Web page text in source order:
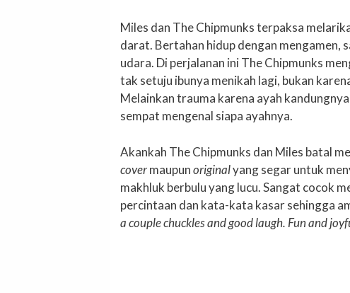
Miles dan The Chipmunks terpaksa
darat. Bertahan hidup dengan mengamen,
udara. Di perjalanan ini The Chipmunks
tak setuju ibunya menikah lagi, bukan
Melainkan trauma karena ayah
sempat mengenal siapa ayahnya.
Akankah The Chipmunks dan Miles batal
covermaupunoriginalyang segar untuk
makhluk berbulu yang lucu. Sangat cocok
percintaan dan kata-kata kasar sehingga
a couple chuckles and good laugh. Fun and